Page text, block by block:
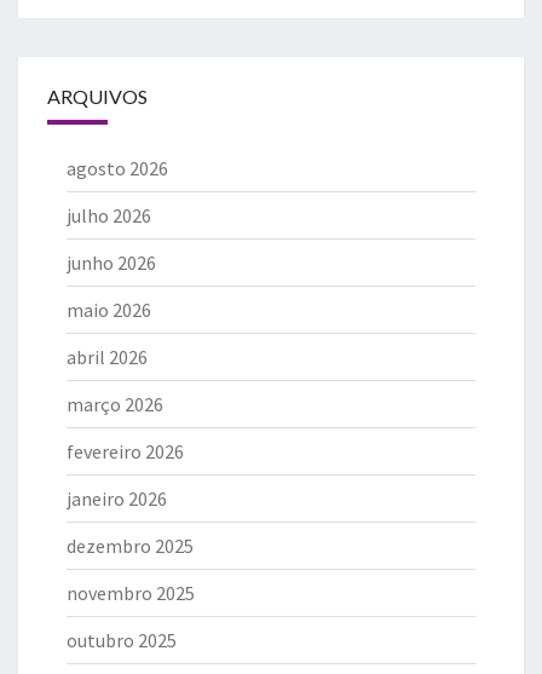
ARQUIVOS
agosto 2026
julho 2026
junho 2026
maio 2026
abril 2026
março 2026
fevereiro 2026
janeiro 2026
dezembro 2025
novembro 2025
outubro 2025